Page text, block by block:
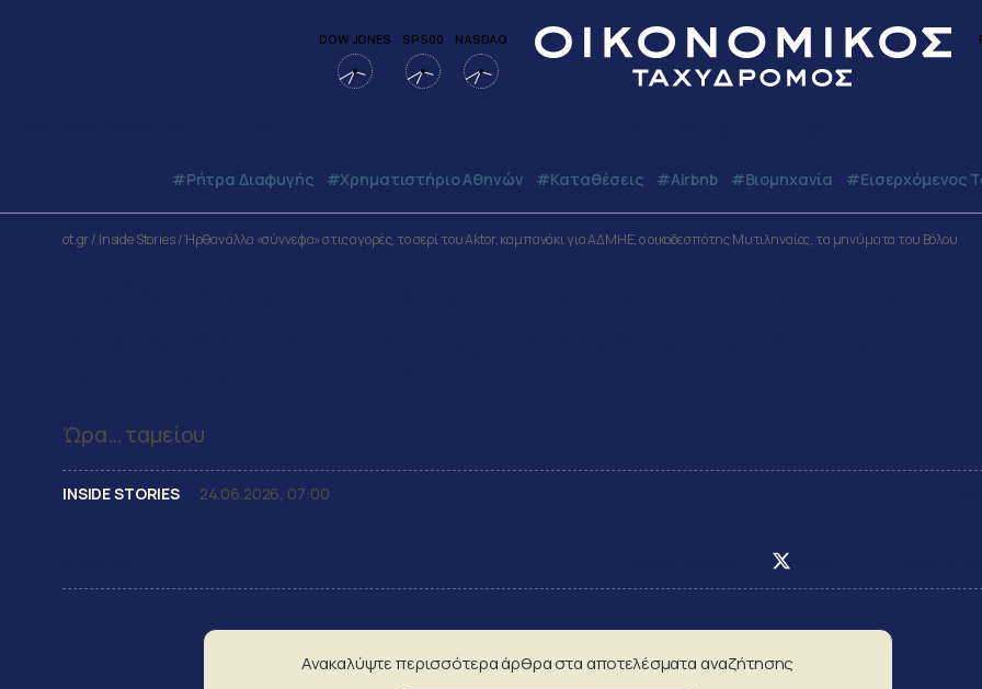
DOW JONES SP 500 NASDAQ
#ρήτρα Διαφυγής #Χρηματιστήριο Αθηνών #Καταθέσεις #Airbnb #Βιομηχανία #εισερχόμενος
ot.gr/ Inside Stories/Ήρθαν άλλα «σύννεφα» στις αγορές, το σερί του Aktor, καμπανάκι για ΑΔΜΗΕ, ο οικοδεσπότης Μυτιληναίος, τα μηνύματα του Βόλου
Ώρα… ταμείου
INSIDE STORIES 24.06.2026, 07:00
Ανακαλύψτε περισσότερα άρθρα στα αποτελέσματα αναζήτησης